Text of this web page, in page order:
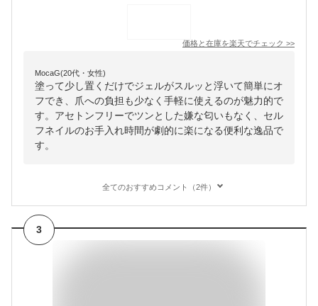
価格と在庫を楽天でチェック >>
MocaG(20代・女性)
塗って少し置くだけでジェルがスルッと浮いて簡単にオ
フでき、爪への負担も少なく手軽に使えるのが魅力的で
す。アセトンフリーでツンとした嫌な匂いもなく、セル
フネイルのお手入れ時間が劇的に楽になる便利な逸品で
す。
全てのおすすめコメント（2件）
3